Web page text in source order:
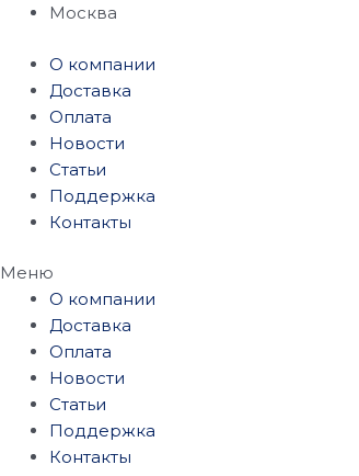
Перейти
содержимому
Москва
О компании
Доставка
Оплата
Новости
Статьи
Поддержка
Контакты
Меню
О компании
Доставка
Оплата
Новости
Статьи
Поддержка
Контакты